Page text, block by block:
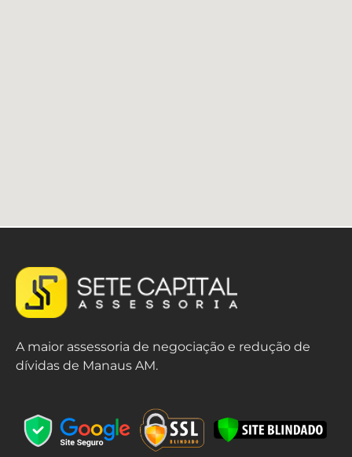
A maior assessoria de negociação e redução de
dívidas de Manaus AM.